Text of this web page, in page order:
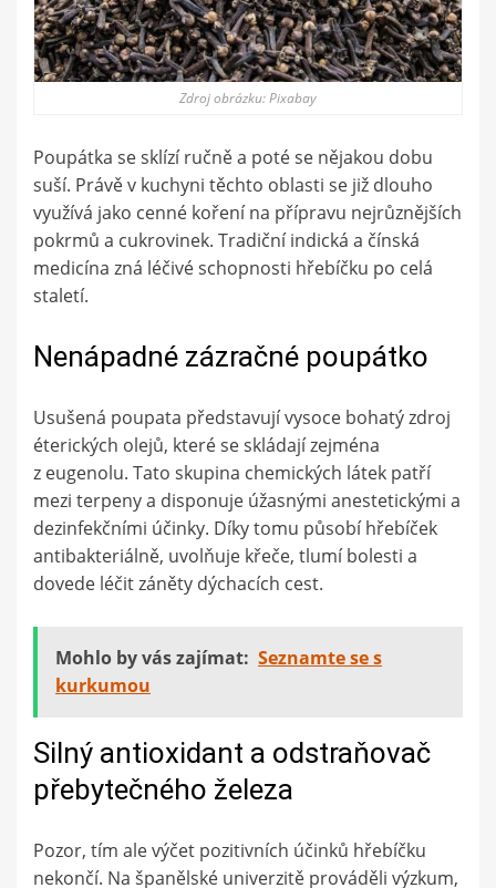
Zdroj obrázku: Pixabay
Poupátka se sklízí ručně a poté se nějakou dobu
suší. Právě v kuchyni těchto oblasti se již dlouho
využívá jako cenné koření na přípravu nejrůznějších
pokrmů a cukrovinek. Tradiční indická a čínská
medicína zná léčivé schopnosti hřebíčku po celá
staletí.
Nenápadné zázračné poupátko
Usušená poupata představují vysoce bohatý zdroj
éterických olejů, které se skládají zejména
z eugenolu. Tato skupina chemických látek patří
mezi terpeny a disponuje úžasnými anestetickými a
dezinfekčními účinky. Díky tomu působí hřebíček
antibakteriálně, uvolňuje křeče, tlumí bolesti a
dovede léčit záněty dýchacích cest.
Mohlo by vás zajímat: Seznamte se s
kurkumou
Silný antioxidant a odstraňovač
přebytečného železa
Pozor, tím ale výčet pozitivních účinků hřebíčku
nekončí. Na španělské univerzitě prováděli výzkum,